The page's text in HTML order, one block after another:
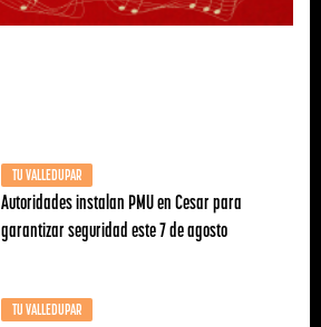
TU VALLEDUPAR
Autoridades instalan PMU en Cesar para
garantizar seguridad este 7 de agosto
TU VALLEDUPAR